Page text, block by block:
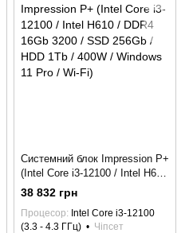
Системний блок Impression P+
(Intel Core i3-12100 / Intel H610
/ DDR4 16Gb 3200 / SSD
256Gb / HDD 1Tb / 400W /
Windows 11 Pro / Wi-Fi)
38 832 грн
Процесор Intel Core i3-12100
(3.3 - 4.3 ГГц)
Чіпсет